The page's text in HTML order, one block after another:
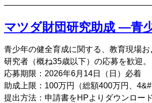
マツダ財団研究助成 ―青
青少年の健全育成に関する、教育現場
研究者（概ね35歳以下）の応募を歓迎。
応募期限：2026年6月14日（日）必着
助成上限：100万円（総額400万円、
提出方法：申請書をHPよりダウンロー